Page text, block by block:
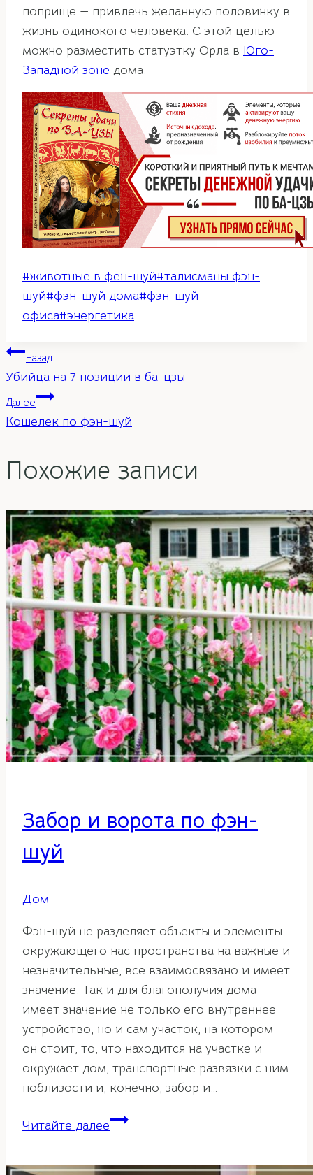
поприще — привлечь желанную половинку в
жизнь одинокого человека. С этой целью
можно разместить статуэтку Орла в Юго-
Западной зоне дома.
Метки
записи:
#животные в фен-шуй#талисманы фэн-
шуй#фэн-шуй дома#фэн-шуй
офиса#энергетика
Навигация
по
записям
Назад
Убийца на 7 позиции в ба-цзы
Далее
Кошелек по фэн-шуй
Похожие записи
Забор и ворота по фэн-
шуй
Дом
Фэн-шуй не разделяет объекты и элементы
окружающего нас пространства на важные и
незначительные, все взаимосвязано и имеет
значение. Так и для благополучия дома
имеет значение не только его внутреннее
устройство, но и сам участок, на котором
он стоит, то, что находится на участке и
окружает дом, транспортные развязки с ним
поблизости и, конечно, забор и…
Читайте далееЗабор